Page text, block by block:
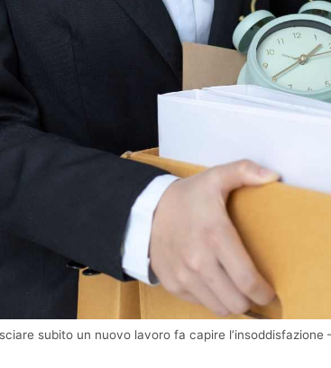
subito un nuovo lavoro fa capire l’insoddisfazione